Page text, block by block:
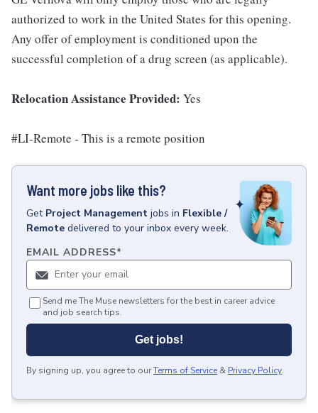
authorized to work in the United States for this opening.
Any offer of employment is conditioned upon the
successful completion of a drug screen (as applicable).
Relocation Assistance Provided: Yes
#LI-Remote - This is a remote position
Want more jobs like this?
Get Project Management jobs in Flexible /
Remote delivered to your inbox every week.
EMAIL ADDRESS*
Send me The Muse newsletters for the best in career advice
and job search tips.
Get jobs!
By signing up, you agree to ourTerms of Service & Privacy Policy.